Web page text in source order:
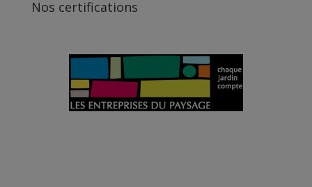
Nos certifications